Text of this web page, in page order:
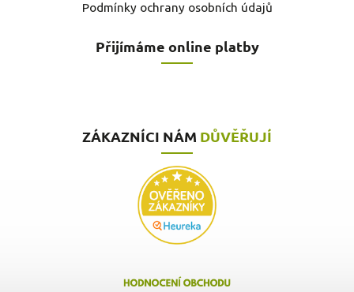
Podmínky ochrany osobních údajů
Přijímáme online platby
ZÁKAZNÍCI NÁM DŮVĚŘUJÍ